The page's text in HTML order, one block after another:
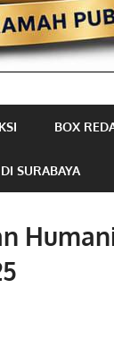
BOX
SURABAYA